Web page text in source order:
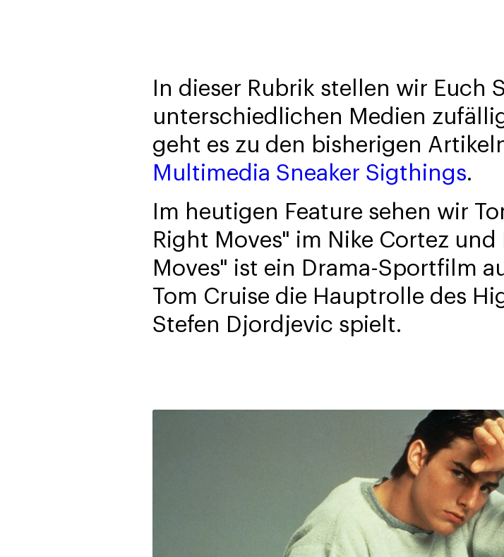
In dieser Rubrik stellen wir Euch
unterschiedlichen Medien
geht es zu den bisherigen
Multimedia Sneaker Sigthings.
Im heutigen Feature sehen wir
Right Moves" im Nike Cortez
Moves" ist ein Drama-Sportfilm
Tom Cruise die Hauptrolle des
Stefen Djordjevic spielt.